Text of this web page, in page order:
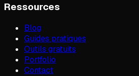
Ressources
Blog
Guides pratiques
Outils gratuits
Portfolio
Contact